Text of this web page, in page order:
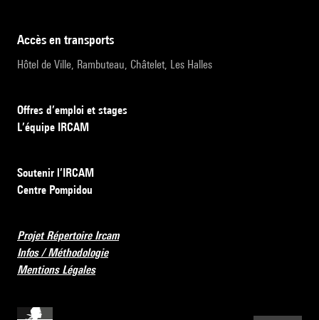
accès en transports
Hôtel de Ville, Rambuteau, Châtelet, Les Halles
Offres d’emploi et stages
L’équipe IRCAM
Soutenir l’IRCAM
Centre Pompidou
Projet Répertoire Ircam
Infos / Méthodologie
Mentions Légales